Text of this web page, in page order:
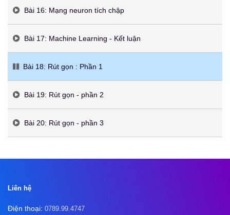
Bài 16: Mạng neuron tích chập
Bài 17: Machine Learning - Kết luận
Bài 18: Rút gọn : Phần 1
Bài 19: Rút gọn - phần 2
Bài 20: Rút gọn - phần 3
Liên hệ
Điện thoại: 0789.99.4747